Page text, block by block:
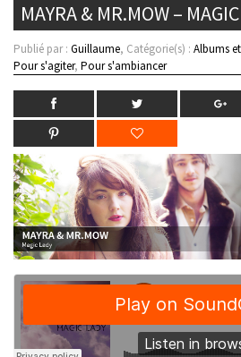
MAYRA & MR.MOW –
Publié par : Guillaume, Catégorie(s) : Albums
Pour s'agiter, Pour s'ambiancer